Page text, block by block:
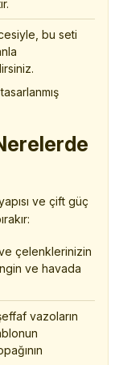
bu seti
ve çift güç
çelenklerinizin
ve havada
vazoların